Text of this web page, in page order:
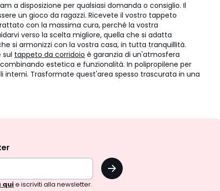
a disposizione per qualsiasi domanda o consiglio. Il
un gioco da ragazzi. Ricevete il vostro tappeto
con la massima cura, perché la vostra
verso la scelta migliore, quella che si adatta
si armonizzi con la vostra casa, in tutta tranquillità.
sul tappeto da corridoio è garanzia di un'atmosfera
estetica e funzionalità. In polipropilene per
Trasformate quest'area spesso trascurata in una
OK
quie iscriviti alla newsletter.